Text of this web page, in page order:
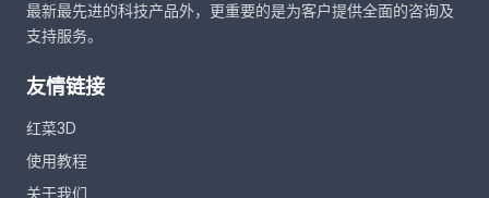
最新最先进的科技产品外，更重要的是为客户提供全面的咨询及
支持服务。
友情链接
红菜3D
使用教程
关于我们